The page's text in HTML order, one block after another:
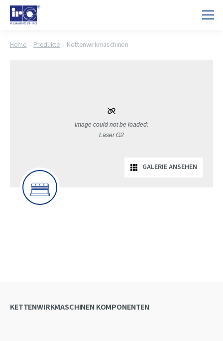
Home Produkte Kettenwirkmaschinen
GALERIE ANSEHEN
KETTENWIRKMASCHINEN KOMPONENTEN